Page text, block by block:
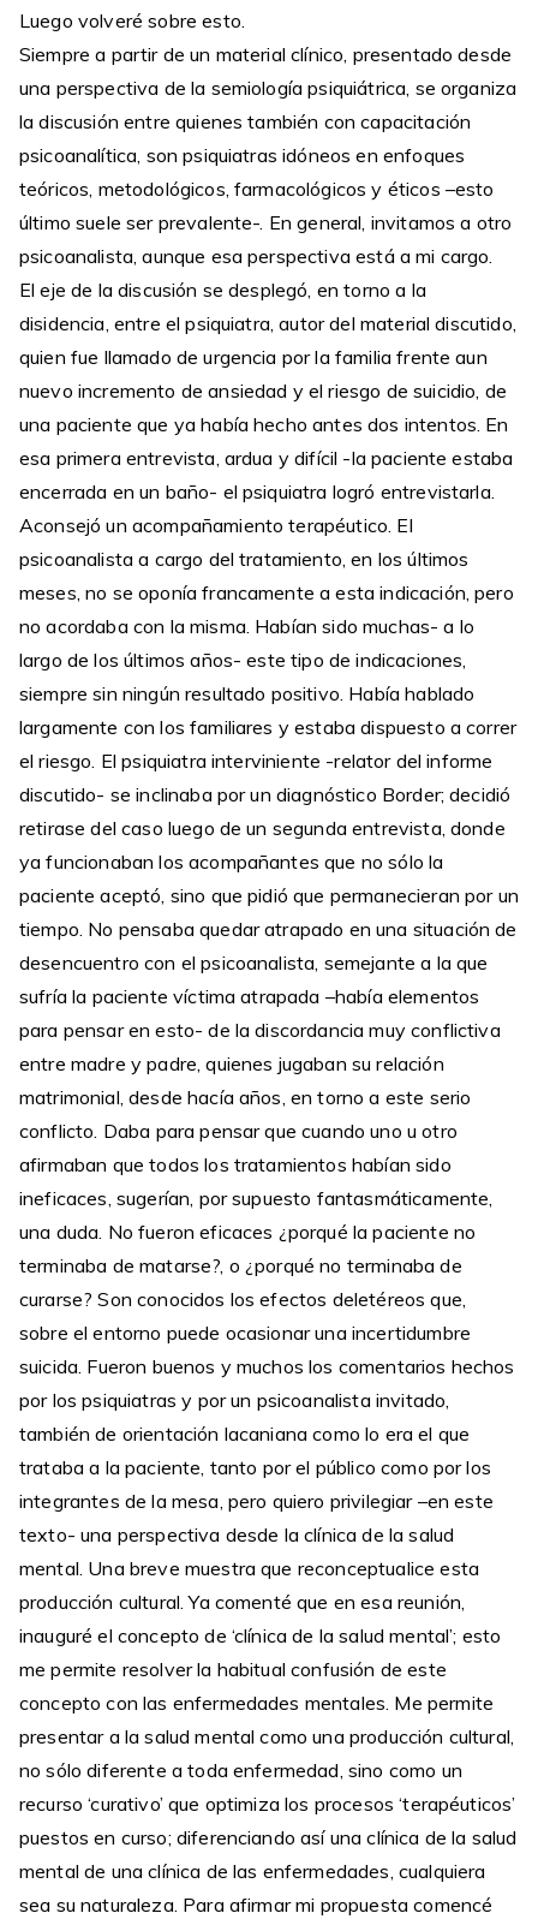
Luego volveré sobre esto.
Siempre a partir de un material clínico, presentado desde
una perspectiva de la semiología psiquiátrica, se organiza
la discusión entre quienes también con capacitación
psicoanalítica, son psiquiatras idóneos en enfoques
teóricos, metodológicos, farmacológicos y éticos –esto
último suele ser prevalente-. En general, invitamos a otro
psicoanalista, aunque esa perspectiva está a mi cargo.
El eje de la discusión se desplegó, en torno a la
disidencia, entre el psiquiatra, autor del material discutido,
quien fue llamado de urgencia por la familia frente aun
nuevo incremento de ansiedad y el riesgo de suicidio, de
una paciente que ya había hecho antes dos intentos. En
esa primera entrevista, ardua y difícil -la paciente estaba
encerrada en un baño- el psiquiatra logró entrevistarla.
Aconsejó un acompañamiento terapéutico. El
psicoanalista a cargo del tratamiento, en los últimos
meses, no se oponía francamente a esta indicación, pero
no acordaba con la misma. Habían sido muchas- a lo
largo de los últimos años- este tipo de indicaciones,
siempre sin ningún resultado positivo. Había hablado
largamente con los familiares y estaba dispuesto a correr
el riesgo. El psiquiatra interviniente -relator del informe
discutido- se inclinaba por un diagnóstico Border; decidió
retirase del caso luego de un segunda entrevista, donde
ya funcionaban los acompañantes que no sólo la
paciente aceptó, sino que pidió que permanecieran por un
tiempo. No pensaba quedar atrapado en una situación de
desencuentro con el psicoanalista, semejante a la que
sufría la paciente víctima atrapada –había elementos
para pensar en esto- de la discordancia muy conflictiva
entre madre y padre, quienes jugaban su relación
matrimonial, desde hacía años, en torno a este serio
conflicto. Daba para pensar que cuando uno u otro
afirmaban que todos los tratamientos habían sido
ineficaces, sugerían, por supuesto fantasmáticamente,
una duda. No fueron eficaces ¿porqué la paciente no
terminaba de matarse?, o ¿porqué no terminaba de
curarse? Son conocidos los efectos deletéreos que,
sobre el entorno puede ocasionar una incertidumbre
suicida. Fueron buenos y muchos los comentarios hechos
por los psiquiatras y por un psicoanalista invitado,
también de orientación lacaniana como lo era el que
trataba a la paciente, tanto por el público como por los
integrantes de la mesa, pero quiero privilegiar –en este
texto- una perspectiva desde la clínica de la salud
mental. Una breve muestra que reconceptualice esta
producción cultural. Ya comenté que en esa reunión,
inauguré el concepto de ‘clínica de la salud mental’; esto
me permite resolver la habitual confusión de este
concepto con las enfermedades mentales. Me permite
presentar a la salud mental como una producción cultural,
no sólo diferente a toda enfermedad, sino como un
recurso ‘curativo’ que optimiza los procesos ‘terapéuticos’
puestos en curso; diferenciando así una clínica de la salud
mental de una clínica de las enfermedades, cualquiera
sea su naturaleza. Para afirmar mi propuesta comencé